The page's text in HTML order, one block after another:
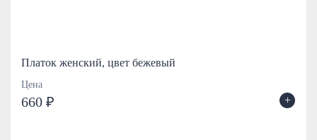
Платок женский, цвет бежевый
Цена
660 ₽ +